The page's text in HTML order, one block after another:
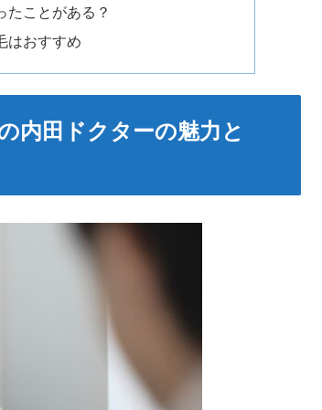
たことがある？
はおすすめ
内田ドクターの魅力と